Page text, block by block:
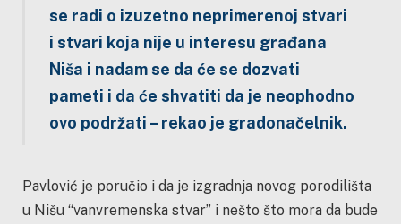
se radi o izuzetno neprimerenoj stvari
i stvari koja nije u interesu građana
Niša i nadam se da će se dozvati
pameti i da će shvatiti da je neophodno
ovo podržati – rekao je gradonačelnik.
Pavlović je poručio i da je izgradnja novog porodilišta
u Nišu “vanvremenska stvar” i nešto što mora da bude